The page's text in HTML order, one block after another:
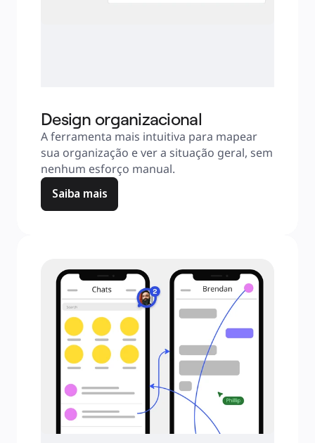
Design organizacional
A ferramenta mais intuitiva para mapear
sua organização e ver a situação geral, sem
nenhum esforço manual.
Saiba mais